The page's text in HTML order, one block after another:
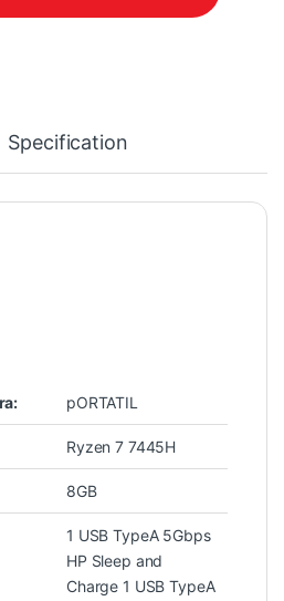
Specification
pORTATIL
Ryzen 7 7445H
8GB
1 USB TypeA 5Gbps
HP Sleep and
Charge 1 USB TypeA